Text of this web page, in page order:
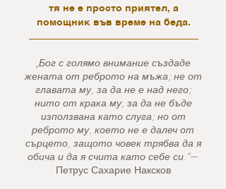
тя не е просто приятел, а
помощник във време на беда.
„Бог с голямо внимание създаде
жената от реброто на мъжа; не от
главата му, за да не е над него;
нито от крака му, за да не бъде
използвана като слуга; но от
реброто му, което не е далеч от
сърцето, защото човек трябва да я
обича и да я счита като себе си.“—
Петрус Сахарие Наксков